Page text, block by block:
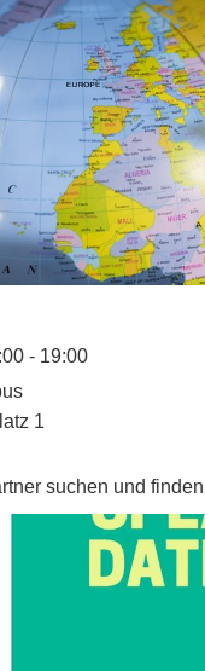
- 19:00
1
suchen und finden